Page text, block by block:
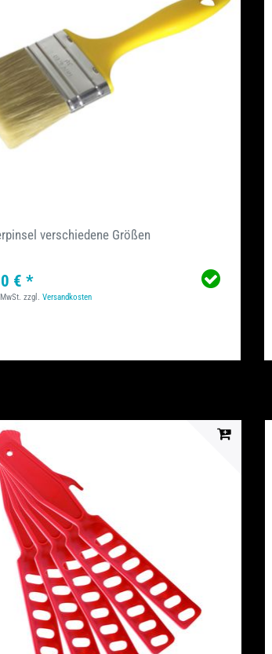
verschiedene Größen
€ *
zzgl.Versandkosten